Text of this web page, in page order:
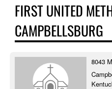
FIRST UNITED
CAMPBELLSBURG
8043